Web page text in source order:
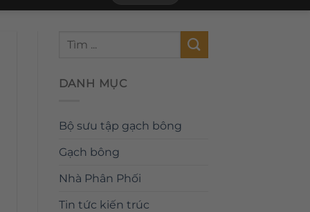
DANH MỤC
Bộ sưu tập gạch bông
Gạch bông
Nhà Phân Phối
Tin tức kiến trúc